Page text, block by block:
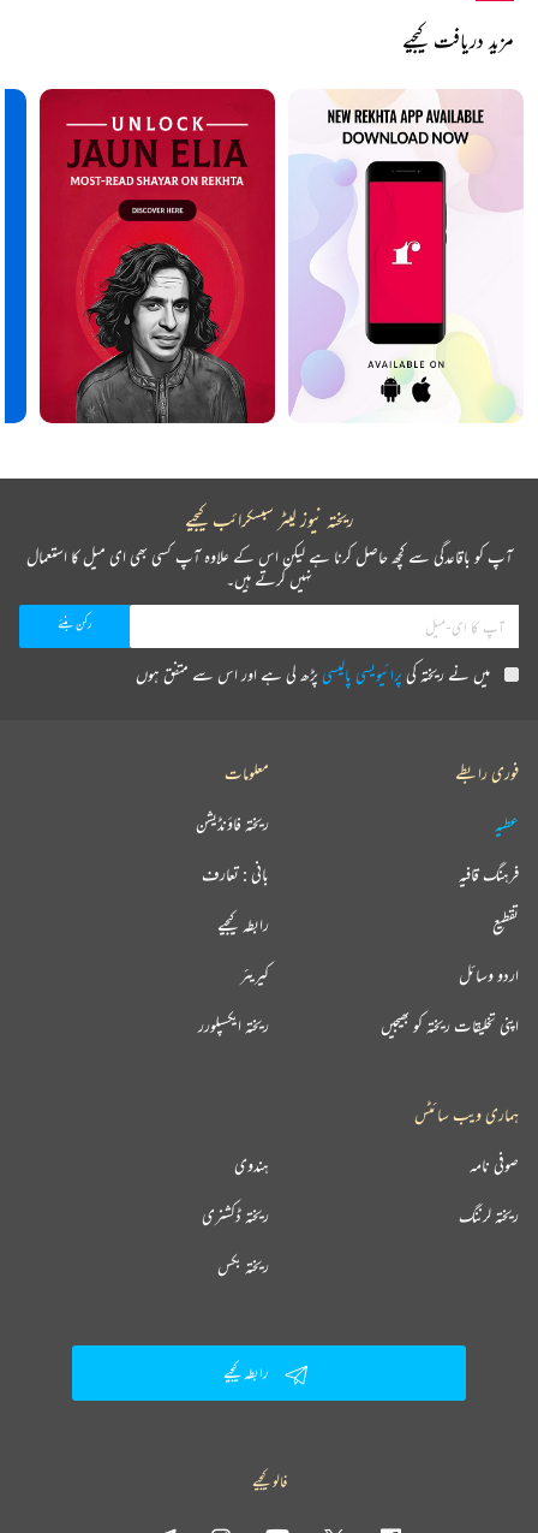
مزید دریافت کیجیے
ریختہ نیوز لیٹر سبسکرائب کیجیے
آپ کو باقاعدگی سے کچھ حاصل کرنا ہے لیکن اس کے علاوہ آپ کسی بھی ای میل کا استعمال
نہیں کرتے ہیں۔
میں نے ریختہ کیپرائیویسی پالیسیپڑھ لی ہے اور اس سے متفق ہوں
فوری رابطے
عطیہ
فرہنگ قافیہ
تقطیع
اردو وسائل
اپنی تخلیقات ریختہ کو بھیجیں
معلومات
ریختہ فاؤنڈیشن
بانی : تعارف
رابطہ کیجیے
کیریئر
ریختہ ایکسپلورر
ہماری ویب سائٹس
ہندوی صوفی نامہ
ریختہ ڈکشنری ریختہ لرننگ
ریختہ بکس
رابطہ کیجیے
فالو کیجیے